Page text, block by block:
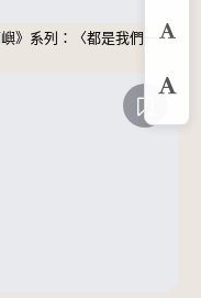
《映像蘭嶼》系列：〈都是我們一家人〉
放